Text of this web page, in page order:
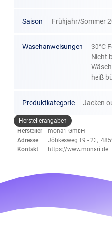
Saison Frühjahr/Sommer
Waschanweisungen
30°C
Nicht
heiß
Produktkategorie Jacken
Herstellerangaben
Hersteller
monari GmbH
Adresse
Jöbkesweg 19 - 23,
Kontakt
https://www.monari.de